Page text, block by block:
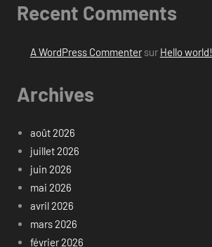
Recent Comments
A WordPress Commentersur Hello world!
Archives
août 2026
juillet 2026
juin 2026
mai 2026
avril 2026
mars 2026
février 2026